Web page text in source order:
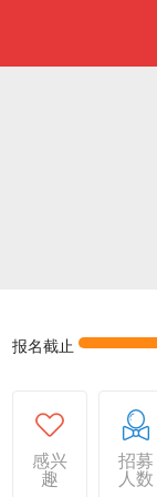
报名截止
感兴
趣
招募
人数